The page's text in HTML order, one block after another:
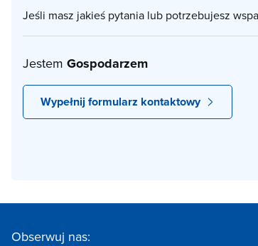
Jeśli masz jakieś pytania lub potrzebujesz
Jestem Gospodarzem
Wypełnij formularz kontaktowy
Obserwuj nas: